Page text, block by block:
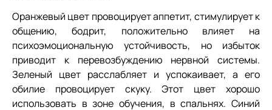
Оранжевый цвет провоцирует аппетит, стимулирует к
общению, бодрит, положительно влияет на
психоэмоциональную устойчивость, но избыток
приводит к перевозбуждению нервной системы.
Зеленый цвет расслабляет и успокаивает, а его
обилие провоцирует скуку. Этот цвет хорошо
использовать в зоне обучения, в спальнях. Синий